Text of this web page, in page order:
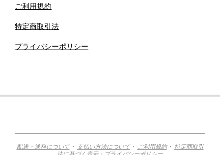
ご利用規約
特定商取引法
プライバシーポリシー
配送・送料について・ 支払い方法について・ ご利用規約・ 特定商取引
法に基づく表示・ プライバシーポリシー